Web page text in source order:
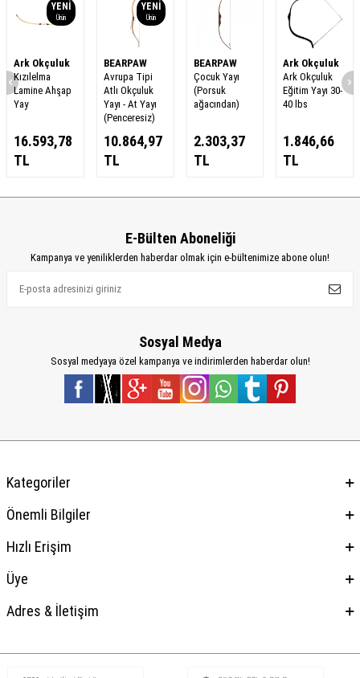
YENI
Ürün
Ark Okçuluk
Kızılelma
Lamine Ahşap
Yay
16.593,78
TL
YENI
Ürün
BEARPAW
Avrupa Tipi
Atlı Okçuluk
Yayı - At Yayı
(Penceresiz)
10.864,97
TL
BEARPAW
Çocuk Yayı
(Porsuk
ağacından)
2.303,37
TL
Ark Okçuluk
Ark Okçuluk
Eğitim Yayı 30-
40 lbs
1.846,66
TL
E-Bülten Aboneliği
Kampanya ve yeniliklerden haberdar olmak için e-bültenimize abone olun!
Sosyal Medya
Sosyal medyaya özel kampanya ve indirimlerden haberdar olun!
Kategoriler
Önemli Bilgiler
Hızlı Erişim
Üye
Adres & İletişim